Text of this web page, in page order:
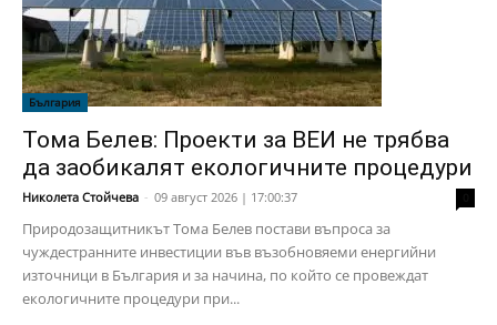
България
Тома Белев: Проекти за ВЕИ не трябва
да заобикалят екологичните процедури
Николета Стойчева - 09 август 2026 | 17:00:37
Природозащитникът Тома Белев постави въпроса за
чуждестранните инвестиции във възобновяеми енергийни
източници в България и за начина, по който се провеждат
екологичните процедури при...